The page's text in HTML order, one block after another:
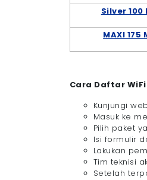
Silver 100
MAXI 175
Cara Daftar
Kunjungi
Masuk ke
Pilih paket
Isi formulir
Lakukan
Tim teknisi
Setelah